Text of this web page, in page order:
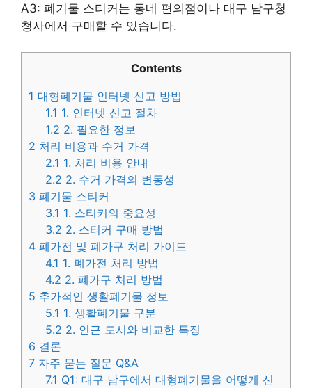
A3: 폐기물 스티커는 동네 편의점이나 대구 남구청
청사에서 구매할 수 있습니다.
Contents
1 대형폐기물 인터넷 신고 방법
1.1 1. 인터넷 신고 절차
1.2 2. 필요한 정보
2 처리 비용과 수거 가격
2.1 1. 처리 비용 안내
2.2 2. 수거 가격의 변동성
3 폐기물 스티커
3.1 1. 스티커의 중요성
3.2 2. 스티커 구매 방법
4 폐가전 및 폐가구 처리 가이드
4.1 1. 폐가전 처리 방법
4.2 2. 폐가구 처리 방법
5 추가적인 생활폐기물 정보
5.1 1. 생활폐기물 구분
5.2 2. 인근 도시와 비교한 특징
6 결론
7 자주 묻는 질문 Q&A
7.1 Q1: 대구 남구에서 대형폐기물을 어떻게 신